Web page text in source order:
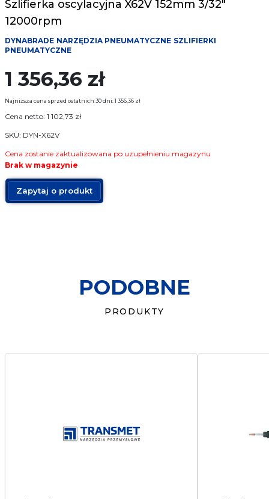
Narzędzia pomiarowe
Narzędzia mocujące
Producenci
Sklep
O Firmie
FAQ
Usługi
biuro@transmet.com.pl
Szlifierka oscylacyjna X62V 152mm 3/32″
12000rpm
DYNABRADE NARZĘDZIA PNEUMATYCZNE SZLIFIERKI
PNEUMATYCZNE
1 356,36 zł
Najniższa cena sprzed ostatnich 30 dni:1 356,36 zł
Cena netto: 1 102,73 zł
SKU: DYN-X62V
Cena zostanie zaktualizowana po uzupełnieniu magazynu
Brak w magazynie
Zapytaj o produkt
PODOBNE
PRODUKTY